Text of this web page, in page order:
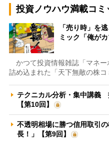
投資ノウハウ満載コミ
「売り時」を
ミック「俺が
かつて投資情報雑誌「マネー
詰め込まれた「天下無敵の株コ
テクニカル分析・集中講義
【第10回】
不透明相場に勝つ信用取引
長！」【第9回】